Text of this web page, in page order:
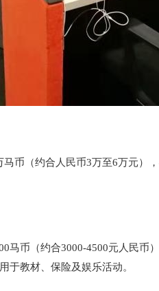
币（约合人民币3万至6万元
币（约合3000-4500元人民
于教材、保险及娱乐活动。